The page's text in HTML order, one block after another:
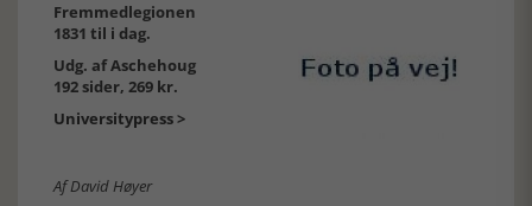
Fremmedlegionen
1831 til i dag.
Udg. af Aschehoug
192 sider, 269 kr.
Universitypress >
Af David Høyer